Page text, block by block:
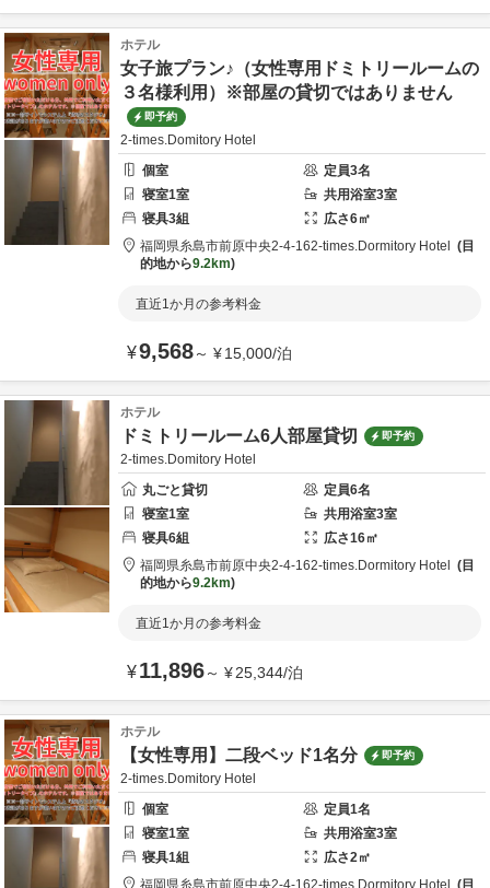
ホテル
女子旅プラン♪（女性専用ドミトリールームの
３名様利用）※部屋の貸切ではありません
即予約
2-times.Domitory Hotel
個室
定員3名
寝室1室 共用浴室3室
寝具3組 広さ6㎡
福岡県糸島市前原中央2-4-162-times.Dormitory Hotel
目
的地から9.2km
直近1か月の参考料金
¥9,568～ ¥15,000/泊
ホテル
ドミトリールーム6人部屋貸切 即予約
2-times.Domitory Hotel
丸ごと貸切
定員6名
寝室1室 共用浴室3室
寝具6組 広さ16㎡
福岡県糸島市前原中央2-4-162-times.Dormitory Hotel
目
的地から9.2km
直近1か月の参考料金
¥11,896～ ¥25,344/泊
ホテル
【女性専用】二段ベッド1名分 即予約
2-times.Domitory Hotel
個室
定員1名
寝室1室 共用浴室3室
寝具1組 広さ2㎡
福岡県糸島市前原中央2-4-162-times.Dormitory Hotel
目